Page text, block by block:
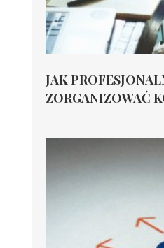
JAK
ZORGANIZOWAĆ